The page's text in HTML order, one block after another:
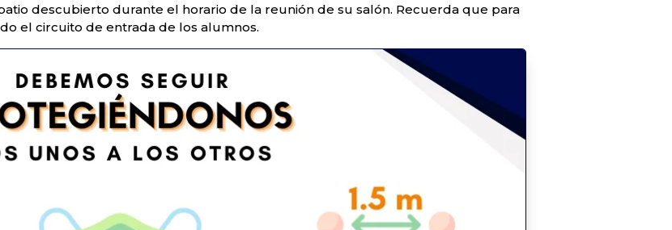
descubierto durante el horario de la reunión de su salón. Recuerda que para
el circuito de entrada de los alumnos.